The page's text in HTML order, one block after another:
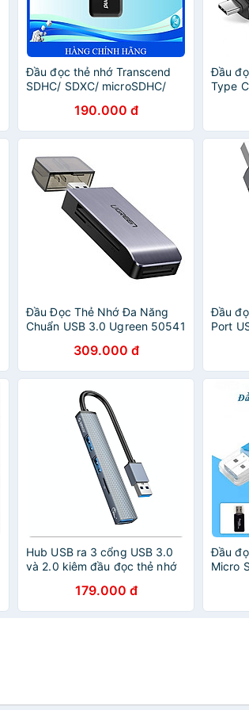
Đầu đọc thẻ nhớ Transcend
SDHC/ SDXC/ microSDHC/
(F5K) - Hàng Chính Hãng
190.000 đ
Đầu
Type
Đầu Đọc Thẻ Nhớ Đa Năng
Chuẩn USB 3.0 Ugreen 50541
309.000 đ
Đầu
Port
Hub USB ra 3 cổng USB 3.0
và 2.0 kiêm đầu đọc thẻ nhớ
Chính Hãng179.000 đ
Đầu
Micro
Khẩu